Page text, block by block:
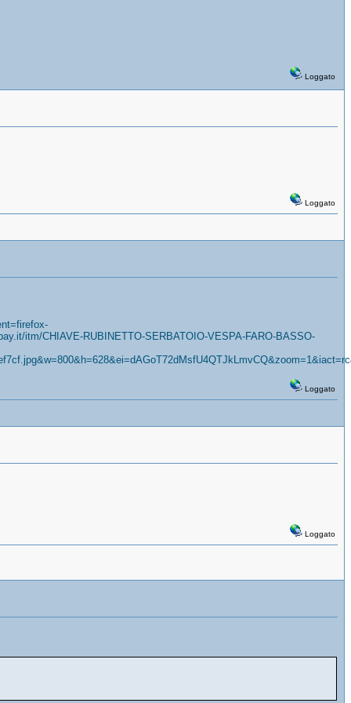
Loggato
Loggato
itm/CHIAVE-RUBINETTO-SERBATOIO-VESPA-FARO-BASSO-
Loggato
Loggato